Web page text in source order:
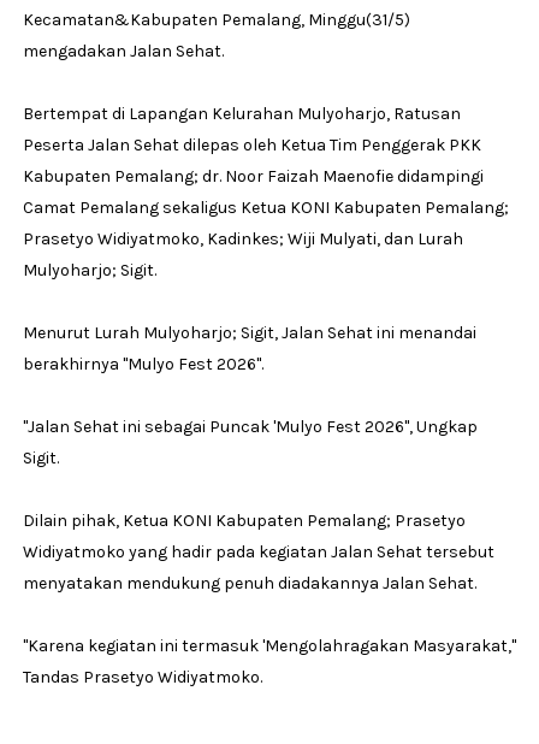
Kecamatan&Kabupaten Pemalang, Minggu(31/5)
mengadakan Jalan Sehat.
Bertempat di Lapangan Kelurahan Mulyoharjo, Ratusan
Peserta Jalan Sehat dilepas oleh Ketua Tim Penggerak PKK
Kabupaten Pemalang; dr. Noor Faizah Maenofie didampingi
Camat Pemalang sekaligus Ketua KONI Kabupaten Pemalang;
Prasetyo Widiyatmoko, Kadinkes; Wiji Mulyati, dan Lurah
Mulyoharjo; Sigit.
Menurut Lurah Mulyoharjo; Sigit, Jalan Sehat ini menandai
berakhirnya ''Mulyo Fest 2026''.
''Jalan Sehat ini sebagai Puncak 'Mulyo Fest 2026'', Ungkap
Sigit.
Dilain pihak, Ketua KONI Kabupaten Pemalang; Prasetyo
Widiyatmoko yang hadir pada kegiatan Jalan Sehat tersebut
menyatakan mendukung penuh diadakannya Jalan Sehat.
''Karena kegiatan ini termasuk 'Mengolahragakan Masyarakat,''
Tandas Prasetyo Widiyatmoko.